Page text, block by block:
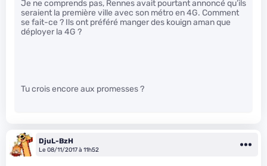
Je ne comprends pas, Rennes avait pourtant annoncé qu’ils
seraient la première ville avec son métro en 4G. Comment
se fait-ce ? Ils ont préféré manger des kouign aman que
déployer la 4G ?
Tu crois encore aux promesses ?
DjuL-BzH
Le 08/11/2017 à 11h52